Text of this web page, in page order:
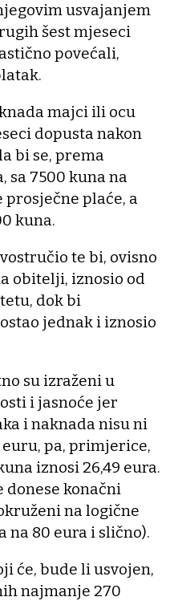
usvajanjem
šest mjeseci
povećali,
majci ili ocu
dopusta nakon
bi se, prema
7500 kuna na
plaće, a
kuna.
te bi, ovisno
obitelji, iznosio od
dok bi
jednak i iznosio
su izraženi u
i jasnoće jer
i naknada nisu ni
pa, primjerice,
iznosi 26,49 eura.
donese konačni
na logične
na 80 eura i slično).
će, bude li usvojen,
najmanje 270